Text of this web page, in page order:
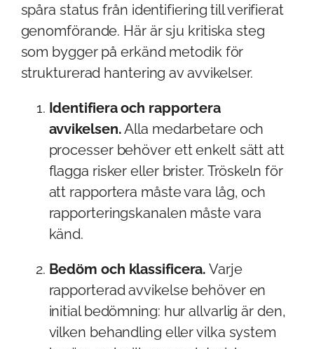
spåra status från identifiering till verifierat
genomförande. Här är sju kritiska steg
som bygger på erkänd metodik för
strukturerad hantering av avvikelser.
Identifiera och rapportera
avvikelsen.Alla medarbetare och
processer behöver ett enkelt sätt att
flagga risker eller brister. Tröskeln för
att rapportera måste vara låg, och
rapporteringskanalen måste vara
känd.
Bedöm och klassificera. Varje
rapporterad avvikelse behöver en
initial bedömning: hur allvarlig är den,
vilken behandling eller vilka system